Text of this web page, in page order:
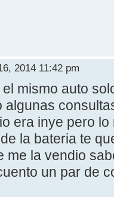
2014 11:42 pm
mismo auto
algunas
era inye pero
la bateria te
me la vendio
un par de